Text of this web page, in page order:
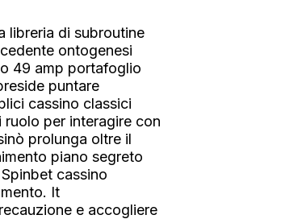
libreria di subroutine
ontogenesi
49 amp portafoglio
puntare
cassino classici
per interagire con
prolunga oltre il
piano segreto
cassino
It
e accogliere